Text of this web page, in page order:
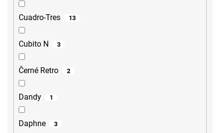
Cuadro-Tres 13
Cubito N 3
Černé Retro 2
Dandy 1
Daphne 3